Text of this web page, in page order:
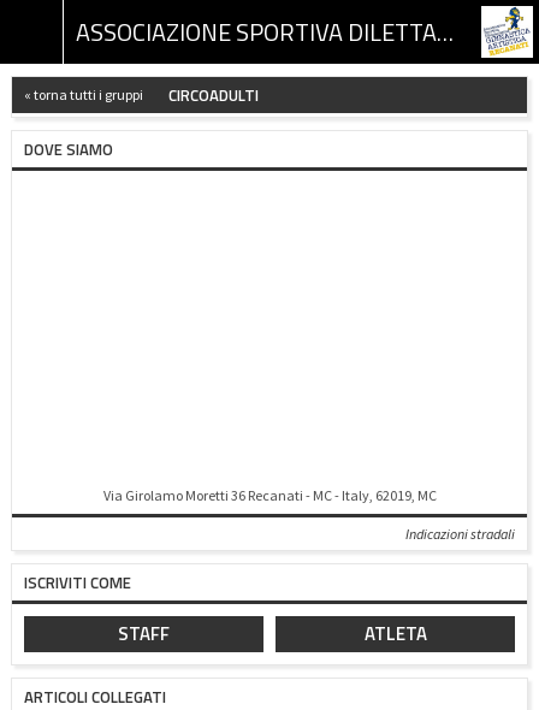
ASSOCIAZIONE SPORTIVA DILETTANTISTICA GINNASTICA ARTISTICA RECANATI
« torna tutti i gruppi CIRCOADULTI
DOVE SIAMO
Via Girolamo Moretti 36 Recanati - MC - Italy, 62019, MC
Indicazioni stradali
ISCRIVITI COME
STAFF ATLETA
ARTICOLI COLLEGATI